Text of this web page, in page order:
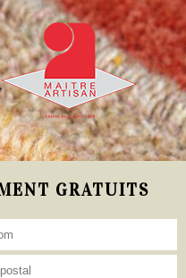
GRATUITS